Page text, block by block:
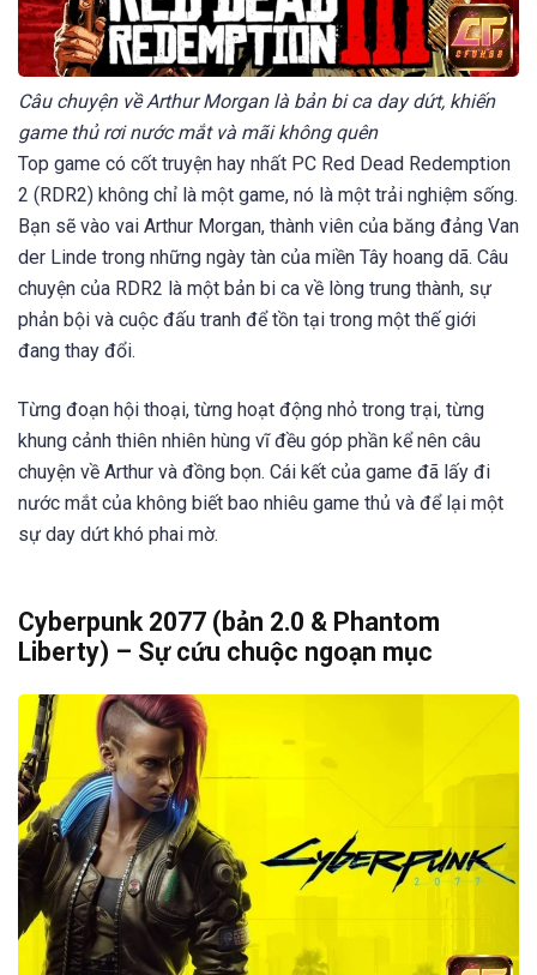
Câu chuyện về Arthur Morgan là bản bi ca day dứt, khiến
game thủ rơi nước mắt và mãi không quên
Top game có cốt truyện hay nhất PC Red Dead Redemption
2 (RDR2) không chỉ là một game, nó là một trải nghiệm sống.
Bạn sẽ vào vai Arthur Morgan, thành viên của băng đảng Van
der Linde trong những ngày tàn của miền Tây hoang dã. Câu
chuyện của RDR2 là một bản bi ca về lòng trung thành, sự
phản bội và cuộc đấu tranh để tồn tại trong một thế giới
đang thay đổi.
Từng đoạn hội thoại, từng hoạt động nhỏ trong trại, từng
khung cảnh thiên nhiên hùng vĩ đều góp phần kể nên câu
chuyện về Arthur và đồng bọn. Cái kết của game đã lấy đi
nước mắt của không biết bao nhiêu game thủ và để lại một
sự day dứt khó phai mờ.
Cyberpunk 2077 (bản 2.0 & Phantom
Liberty) – Sự cứu chuộc ngoạn mục